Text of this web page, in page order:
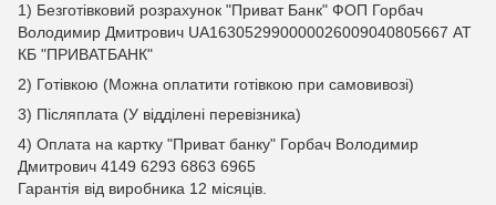
1) Безготівковий розрахунок "Приват Банк" ФОП Горбач
Володимир Дмитрович UA163052990000026009040805667 АТ
КБ "ПРИВАТБАНК"
2) Готівкою (Можна оплатити готівкою при самовивозі)
3) Післяплата (У відділені перевізника)
4) Оплата на картку "Приват банку" Горбач Володимир
Дмитрович 4149 6293 6863 6965
Гарантія від виробника 12 місяців.